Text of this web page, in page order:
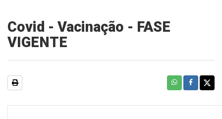
Covid - Vacinação - FASE
VIGENTE